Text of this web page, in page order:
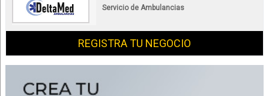
Servicio de Ambulancias
REGISTRA TU NEGOCIO